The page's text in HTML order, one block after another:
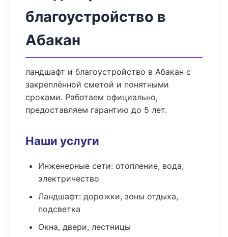
благоустройство в
Абакан
ландшафт и благоустройство в Абакан с
закреплённой сметой и понятными
сроками. Работаем официально,
предоставляем гарантию до 5 лет.
Наши услуги
Инженерные сети: отопление, вода,
электричество
Ландшафт: дорожки, зоны отдыха,
подсветка
Окна, двери, лестницы